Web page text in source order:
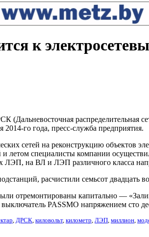
к
(Дальневосточная распределительная
2014-го года, пресс-служба предприятия.
сетей на реконструкцию объектов
летом специалисты компании
ЛЭП, на ВЛ и ЛЭП различного класса
расчистили семьсот
отремонтированы капитально —
PASSMO напряжением сто
, ДРСК, киловольт, километр, ЛЭП, миллион,